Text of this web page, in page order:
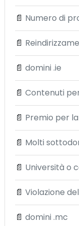
📄 Numero di
📄
📄 domini .ie
📄 Contenuti
📄 Premio per
📄 Molti
📄 Università o
📄 Violazione
📄 domini .mc